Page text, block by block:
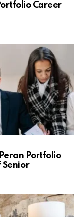
Career
Portfolio
Senior